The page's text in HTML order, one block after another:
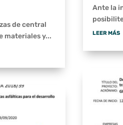
de central
materiales y...
Ante la
LEER MÁS